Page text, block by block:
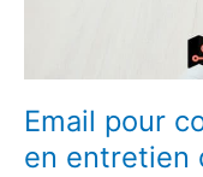
Email pour
en entretien